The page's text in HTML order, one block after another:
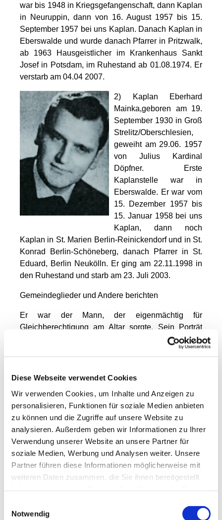
Diese Webseite verwendet Cookies
Wir verwenden Cookies, um Inhalte und Anzeigen zu
personalisieren, Funktionen für soziale Medien anbieten
zu können und die Zugriffe auf unsere Website zu
analysieren. Außerdem geben wir Informationen zu Ihrer
Verwendung unserer Website an unsere Partner für
soziale Medien, Werbung und Analysen weiter. Unsere
Partner führen diese Informationen möglicherweise mit
weiteren Daten zusammen, die Sie ihnen bereitgestellt
Notwendig
war bis 1948 in Kriegsgefangenschaft, dann Kaplan
in Neuruppin, dann von 16. August 1957 bis 15.
September 1957 bei uns Kaplan. Danach Kaplan in
Eberswalde und wurde danach Pfarrer in Pritzwalk,
ab 1963 Hausgeistlicher im Krankenhaus Sankt
Josef in Potsdam, im Ruhestand ab 01.08.1974. Er
verstarb am 04.04 2007.
2) Kaplan Eberhard
Mainka,geboren am 19.
September 1930 in Groß
Strelitz/Oberschlesien,
geweiht am 29.06. 1957
von Julius Kardinal
Döpfner. Erste
Kaplanstelle war in
Eberswalde. Er war vom
15. Dezember 1957 bis
15. Januar 1958 bei uns
Kaplan, dann noch
Kaplan in St. Marien Berlin-Reinickendorf und in St.
Konrad Berlin-Schöneberg, danach Pfarrer in St.
Eduard, Berlin Neukölln. Er ging am 22.11.1998 in
den Ruhestand und starb am 23. Juli 2003.
Gemeindeglieder und Andere berichten
Er war der Mann, der eigenmächtig für
Gleichberechtigung am Altar sorgte. Sein Porträt
hängt neben einer Figur der Gottesmutter Maria.
Thomas Markgraff-Kosch schaut zum Bild und sagt:
dem ich gearbeitet habe. Er hat schon 1968
nicht am Altar stehen dürfen.“
Thomas Markgraff-Kosch/ Berlin
Pfarrer Mainka über seinen Kietz im „Tagesspiegel“
Neukölln, das sind statistisch gesehen 303341
Einwohner, darunter 64568 Ausländer aus 160
Nationen; mittleres Haushaltsnettoeinkommen 1300
Euro, 40208 Sozialhilfeempfänger. Neukölln: Meine
Straße heißt Saalestraße. Meine Straße ist dreckig.
Die Straße ist lang. Ich würde lieber woanders